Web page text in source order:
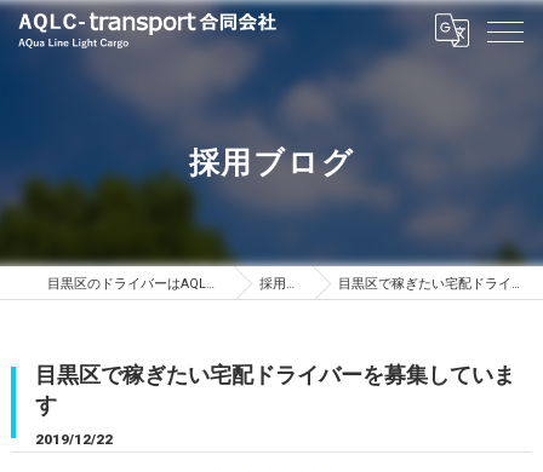
採用ブログ
目黒区のドライバーはAQLC-transport合同会社 採用ブログ 目黒区で稼ぎたい宅配ドライバーを募集しています
目黒区で稼ぎたい宅配ドライバーを募集していま
す
2019/12/22